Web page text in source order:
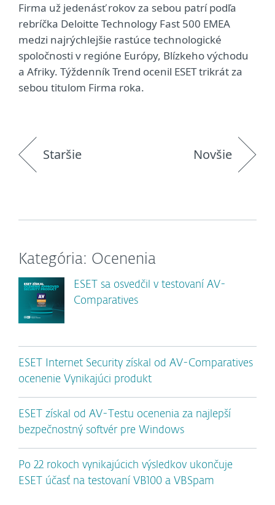
Firma už jedenásť rokov za sebou patrí podľa
rebríčka Deloitte Technology Fast 500 EMEA
medzi najrýchlejšie rastúce technologické
spoločnosti v regióne Európy, Blízkeho východu
a Afriky. Týždenník Trend ocenil ESET trikrát za
sebou titulom Firma roka.
Staršie Novšie
Kategória: Ocenenia
ESET sa osvedčil v testovaní AV-
Comparatives
ESET Internet Security získal od AV-Comparatives
ocenenie Vynikajúci produkt
ESET získal od AV-Testu ocenenia za najlepší
bezpečnostný softvér pre Windows
Po 22 rokoch vynikajúcich výsledkov ukončuje
ESET účasť na testovaní VB100 a VBSpam